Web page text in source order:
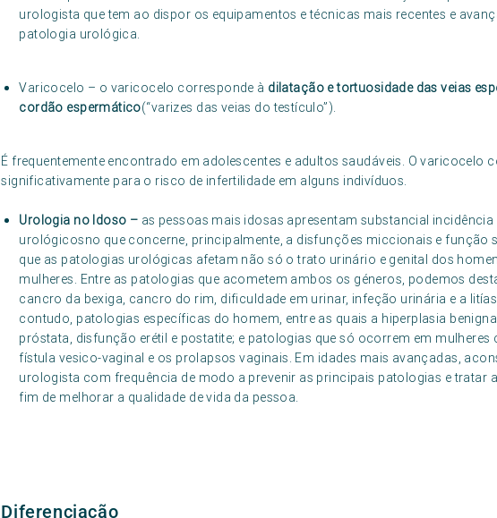
urologista que tem ao dispor os equipamentos e técnicas mais recentes e
patologia urológica.
Varicocelo – o varicocelo corresponde à dilatação e tortuosidade das veias
cordão espermático(“varizes das veias do testículo”).
É frequentemente encontrado em adolescentes e adultos saudáveis. O varicocelo
significativamente para o risco de infertilidade em alguns indivíduos.
Urologia no Idoso – as pessoas mais idosas apresentam substancial incidência
urológicosno que concerne, principalmente, a disfunções miccionais e função
que as patologias urológicas afetam não só o trato urinário e genital dos
mulheres. Entre as patologias que acometem ambos os géneros, podemos
cancro da bexiga, cancro do rim, dificuldade em urinar, infeção urinária e a
contudo, patologias específicas do homem, entre as quais a hiperplasia
próstata, disfunção erétil e postatite; e patologias que só ocorrem em mulheres
fístula vesico-vaginal e os prolapsos vaginais. Em idades mais avançadas,
urologista com frequência de modo a prevenir as principais patologias e tratar
fim de melhorar a qualidade de vida da pessoa.
Diferenciação